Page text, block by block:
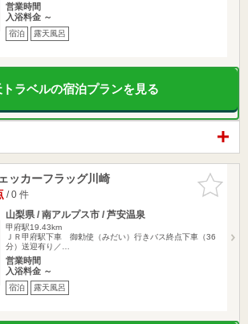
営業時間
入浴料金 ～
宿泊 露天風呂
ラベルの宿泊プランを見る
お気に入
りに追加
ッカーフラッグ川崎
/ 0 件
山梨県 / 南アルプス市 / 芦安温泉
甲府駅19.43km
ＪＲ甲府駅下車 御勅使（みだい）行きバス終点下車（36
分）送迎有り／…
営業時間
入浴料金 ～
宿泊 露天風呂